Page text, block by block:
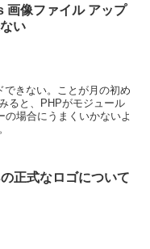
画像ファイル アップ
い
きない。ことが月の初め
ると、PHPがモジュール
場合にうまくいかないよ
正式なロゴについて